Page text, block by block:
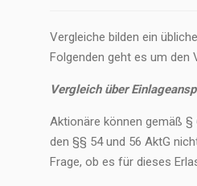
Vergleiche bilden ein
Folgenden geht es um den
Vergleich über
Aktionäre können gemäß
den §§ 54 und 56 AktG
Frage, ob es für dieses